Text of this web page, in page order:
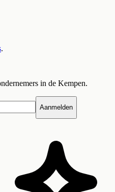
.
in de Kempen.
Aanmelden